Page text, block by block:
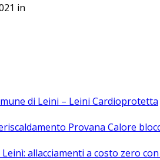
in
di Leini – Leini Cardioprotetta
Provana Calore
allacciamenti a costo zero